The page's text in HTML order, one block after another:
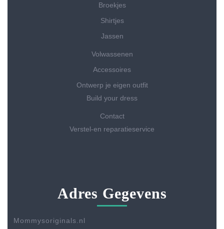
Broekjes
Shirtjes
Jassen
Volwassenen
Accessoires
Ontwerp je eigen outfit
Build your dress
Contact
Verstel-en reparatieservice
Adres Gegevens
Mommysoriginals.nl